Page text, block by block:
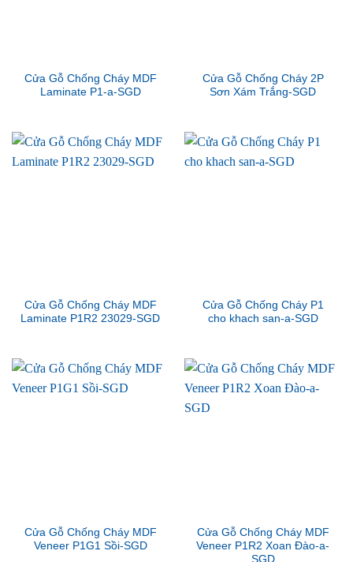
Cửa Gỗ Chống Cháy MDF
Laminate P1-a-SGD
Cửa Gỗ Chống Cháy 2P
Sơn Xám Trắng-SGD
Cửa Gỗ Chống Cháy MDF
Laminate P1R2 23029-SGD
Cửa Gỗ Chống Cháy P1
cho khach san-a-SGD
Cửa Gỗ Chống Cháy MDF
Veneer P1G1 Sồi-SGD
Cửa Gỗ Chống Cháy MDF
Veneer P1R2 Xoan Đào-a-
SGD